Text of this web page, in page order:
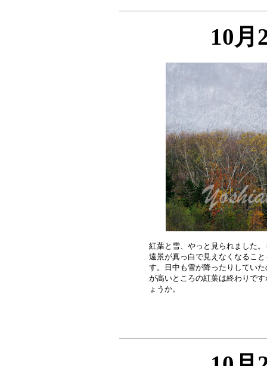
10月
紅葉と雪、やっと見られました
遠景が真っ白で見えなくなるこ
す。日中も雪が降ったりしてい
が高いところの紅葉は終わりで